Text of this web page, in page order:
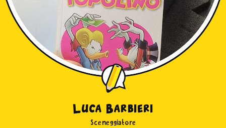
Luca Barbieri
Sceneggiatore